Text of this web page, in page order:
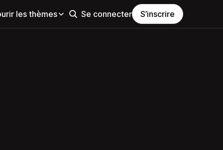
les thèmes Se connecter S’inscrire